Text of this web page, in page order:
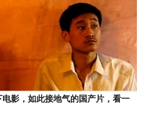
电影，如此接地气的国产片，看一